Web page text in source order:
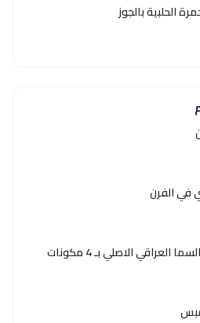
الحلبية بالجوز
في الفرن
الاصلي بـ 4 مكونات